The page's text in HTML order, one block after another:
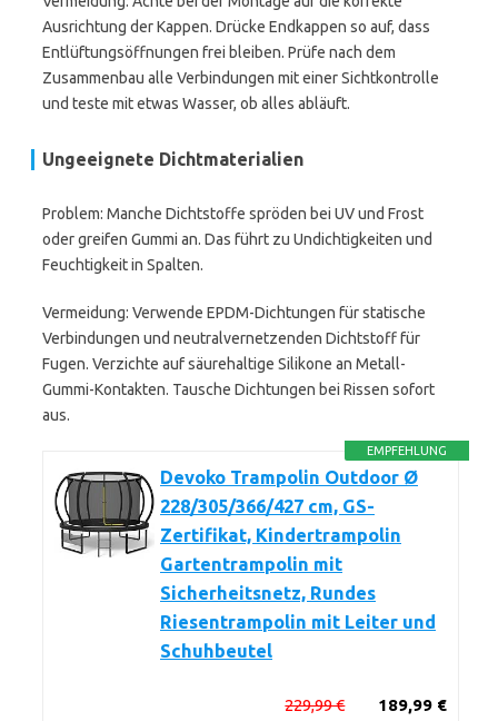
Ausrichtung der Kappen. Drücke Endkappen so auf, dass
Entlüftungsöffnungen frei bleiben. Prüfe nach dem
Zusammenbau alle Verbindungen mit einer Sichtkontrolle
und teste mit etwas Wasser, ob alles abläuft.
Ungeeignete Dichtmaterialien
Problem: Manche Dichtstoffe spröden bei UV und Frost
oder greifen Gummi an. Das führt zu Undichtigkeiten und
Feuchtigkeit in Spalten.
Vermeidung: Verwende EPDM-Dichtungen für statische
Verbindungen und neutralvernetzenden Dichtstoff für
Fugen. Verzichte auf säurehaltige Silikone an Metall-
Gummi-Kontakten. Tausche Dichtungen bei Rissen sofort
aus.
EMPFEHLUNG
Devoko Trampolin Outdoor Ø
228/305/366/427 cm, GS-
Zertifikat, Kindertrampolin
Gartentrampolin mit
Sicherheitsnetz, Rundes
Riesentrampolin mit Leiter und
Schuhbeutel
189,99 €
229,99 €